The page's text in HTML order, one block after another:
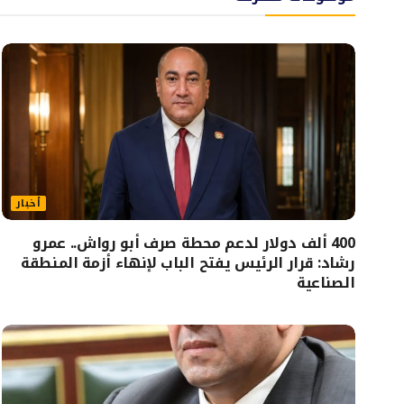
أخبار
400 ألف دولار لدعم محطة صرف أبو رواش.. عمرو
رشاد: قرار الرئيس يفتح الباب لإنهاء أزمة المنطقة
الصناعية